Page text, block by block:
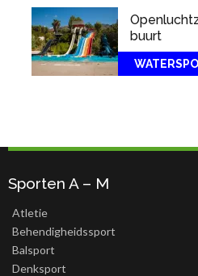
buurt
Sporten A – M
Atletie
Behendigheidssport
Balsport
Denksport